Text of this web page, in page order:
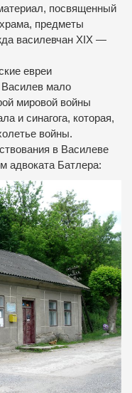
посвященный
предметы
василевчан ХIХ —
евреи
Василев мало
мировой войны
и синагога, которая,
войны.
в Василеве
адвоката Батлера: